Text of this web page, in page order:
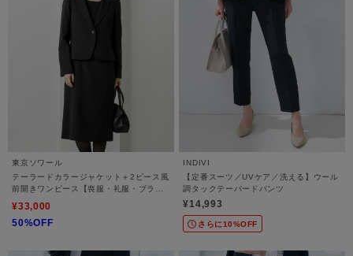
東京ソワール
テーラードカラージャケット＋2ピース風
前開きワンピース【喪服・礼服・ブラッ
クフォーマル】
¥33,000
50%OFF
INDIVI
【定番スーツ／UVケア／洗える】ウール
調タックテーパードパンツ
¥14,993
さらに10%OFF